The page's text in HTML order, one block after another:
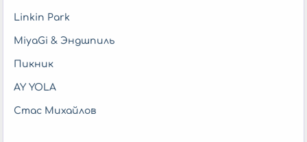
Linkin Park
MiyaGi & Эндшпиль
Пикник
AY YOLA
Стас Михайлов